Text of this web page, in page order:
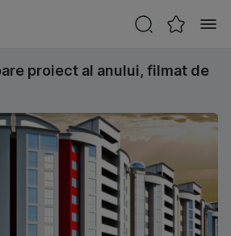
proiect al anului, filmat de